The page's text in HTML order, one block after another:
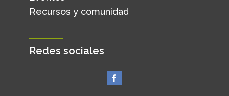
Recursos y comunidad
Redes sociales